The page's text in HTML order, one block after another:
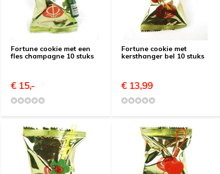
Fortune cookie met een
fles champagne 10 stuks
€ 15,-
Fortune cookie met
kersthanger bel 10 stuks
€ 13,99